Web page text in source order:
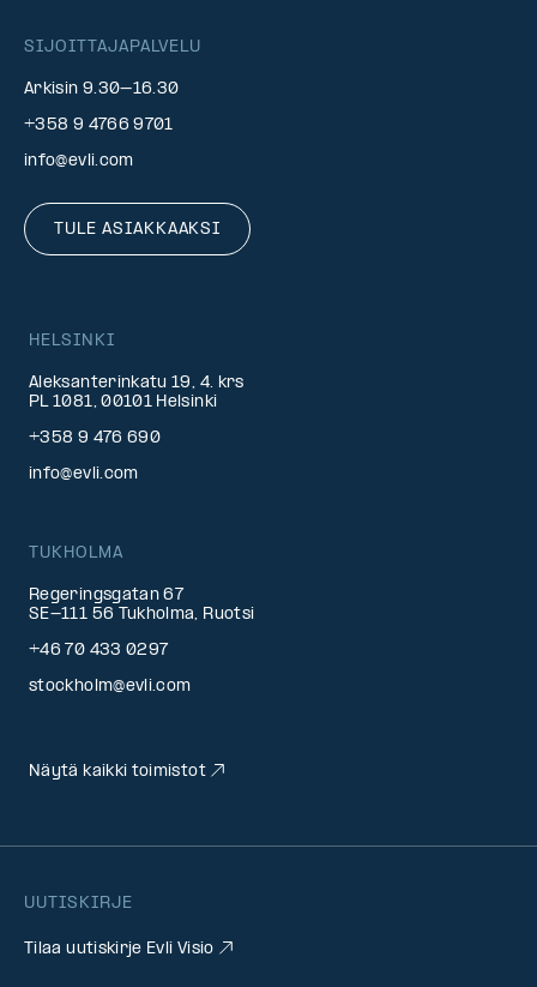
SIJOITTAJAPALVELU
Arkisin 9.30–16.30
+358 9 4766 9701
info@evli.com
TULE ASIAKKAAKSI
UUTISKIRJE
Tilaa uutiskirje Evli Visio
HELSINKI
Aleksanterinkatu 19, 4. krs
PL 1081, 00101 Helsinki
+358 9 476 690
info@evli.com
TUKHOLMA
Regeringsgatan 67
SE-111 56 Tukholma, Ruotsi
+46 70 433 0297
stockholm@evli.com
Näytä kaikki toimistot